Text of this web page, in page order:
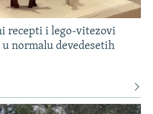
recepti i lego-vitezovi
normalu devedesetih